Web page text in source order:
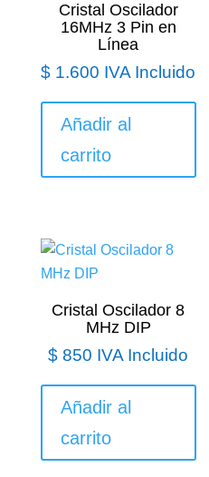
Cristal Oscilador
16MHz 3 Pin en
Línea
$ 1.600 IVA Incluido
Añadir al
carrito
Cristal Oscilador 8
MHz DIP
$ 850 IVA Incluido
Añadir al
carrito